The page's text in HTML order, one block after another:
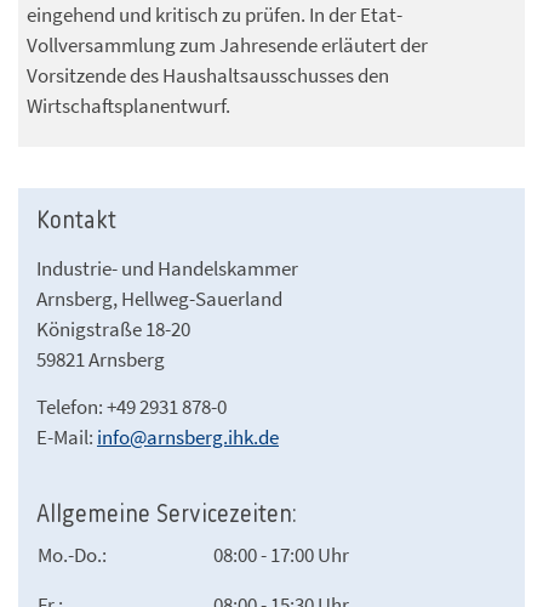
eingehend und kritisch zu prüfen. In der Etat-
Vollversammlung zum Jahresende erläutert der
Vorsitzende des Haushaltsausschusses den
Wirtschaftsplanentwurf.
Kontakt
Industrie- und Handelskammer
Arnsberg, Hellweg-Sauerland
Königstraße 18-20
59821 Arnsberg
Telefon: +49 2931 878-0
E-Mail: info@arnsberg.ihk.de
Allgemeine Servicezeiten:
Mo.-Do.:
08:00 - 17:00 Uhr